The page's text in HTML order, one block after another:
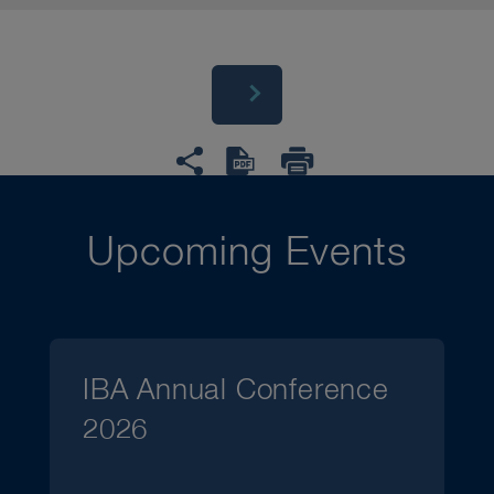
Upcoming Events
IBA Annual Conference
2026